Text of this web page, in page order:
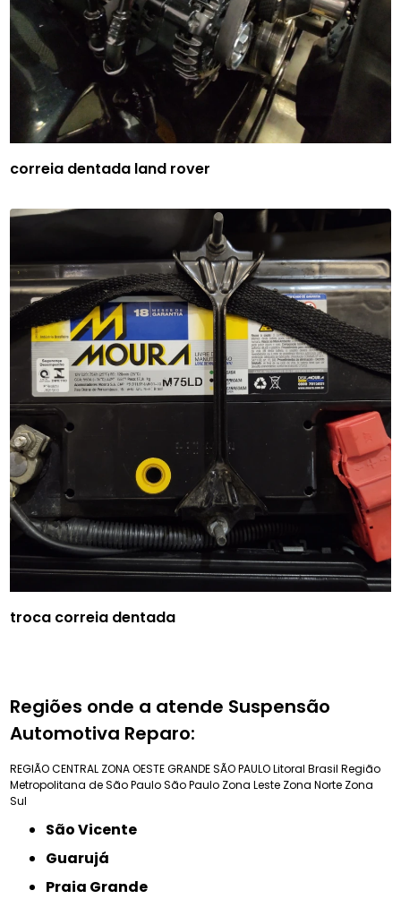
correia dentada land rover
troca correia dentada
Regiões onde a atende Suspensão
Automotiva Reparo:
REGIÃO CENTRAL ZONA OESTEGRANDE SÃO PAULOLitoral Brasil Região
Metropolitana de São PauloSão Paulo Zona Leste Zona Norte Zona
Sul
São Vicente
Guarujá
Praia Grande